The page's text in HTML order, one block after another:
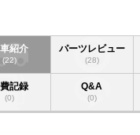
紹介
(22)
パーツレビュー
(28)
記録
(0)
Q&A
(0)